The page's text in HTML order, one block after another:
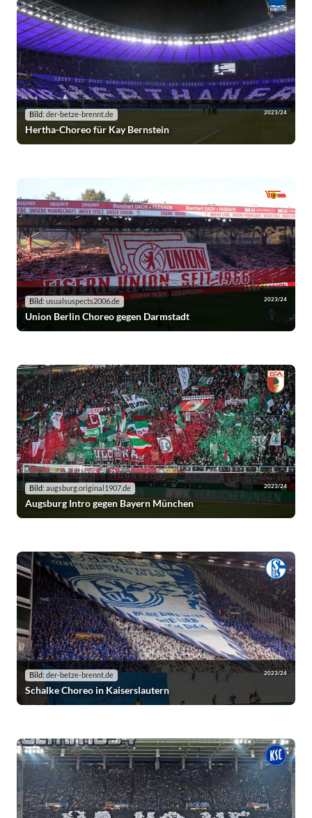
Bild: der-betze-brennt.de 2023/24
Hertha-Choreo für Kay Bernstein
Bild: usualsuspects2006.de 2023/24
Union Berlin Choreo gegen Darmstadt
Bild: augsburg.original1907.de 2023/24
Augsburg Intro gegen Bayern München
Bild: der-betze-brennt.de 2023/24
Schalke Choreo in Kaiserslautern